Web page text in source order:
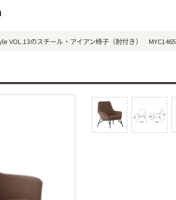
VOL.13のスチール・アイアン椅子（肘付き） MYC1465_